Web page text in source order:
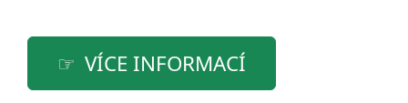
VÍCE INFORMACÍ